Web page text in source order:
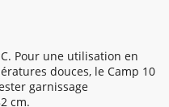
Pour une utilisation en
douces, le Camp 10
garnissage
cm.